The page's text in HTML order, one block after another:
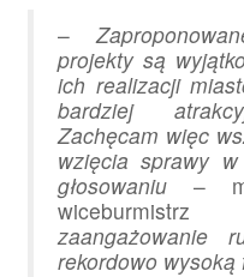
–
projekty są
ich realizacji
bardziej
Zachęcam więc
wzięcia sprawy
głosowaniu –
zaangażowanie
rekordowo wysoką